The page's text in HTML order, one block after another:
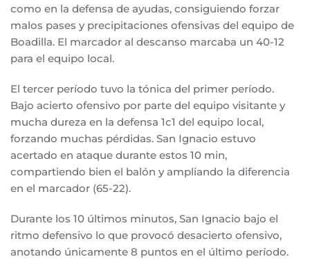
como en la defensa de ayudas, consiguiendo forzar
malos pases y precipitaciones ofensivas del equipo de
Boadilla. El marcador al descanso marcaba un 40-12
para el equipo local.
El tercer período tuvo la tónica del primer período.
Bajo acierto ofensivo por parte del equipo visitante y
mucha dureza en la defensa 1c1 del equipo local,
forzando muchas pérdidas. San Ignacio estuvo
acertado en ataque durante estos 10 min,
compartiendo bien el balón y ampliando la diferencia
en el marcador (65-22).
Durante los 10 últimos minutos, San Ignacio bajo el
ritmo defensivo lo que provocó desacierto ofensivo,
anotando únicamente 8 puntos en el último período.